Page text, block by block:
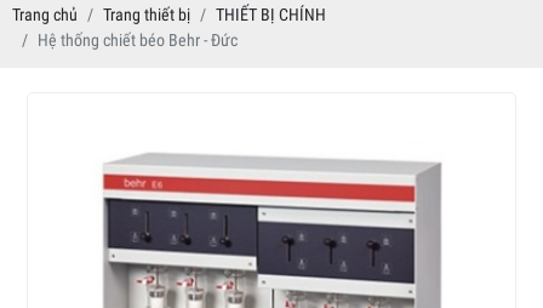
Trang chủ Trang thiết bị
THIẾT BỊ CHÍNH
Hệ thống chiết béo Behr - Đức